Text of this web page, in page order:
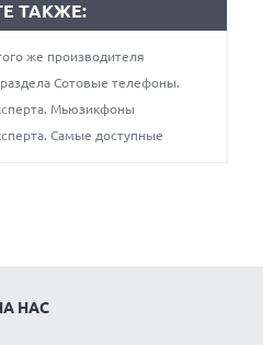
ТАКЖЕ:
же производителя
Сотовые телефоны.
Мьюзикфоны
Самые доступные
НАС